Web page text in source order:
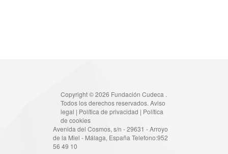
Copyright © 2026 Fundación Cudeca .
Todos los derechos reservados. Aviso
legal | Política de privacidad | Política
de cookies
Avenida del Cosmos, s/n - 29631 - Arroyo
de la Miel - Málaga, España Telefono:952
56 49 10